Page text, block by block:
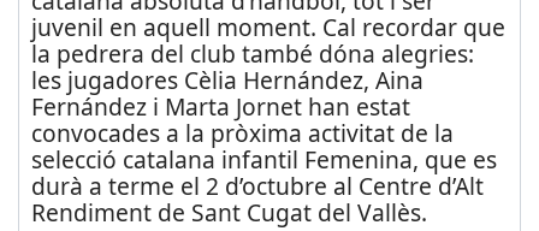
juvenil en aquell moment. Cal recordar que
la pedrera del club també dóna alegries:
les jugadores Cèlia Hernández, Aina
Fernández i Marta Jornet han estat
convocades a la pròxima activitat de la
selecció catalana infantil Femenina, que es
durà a terme el 2 d’octubre al Centre d’Alt
Rendiment de Sant Cugat del Vallès.